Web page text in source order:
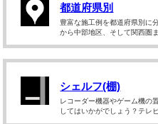
都道府県別
豊富な施工例を都道府県別に
から中部地区、そして関西圏
シェルフ(棚)
レコーダー機器やゲーム機の
してはいかがでしょう？テレ